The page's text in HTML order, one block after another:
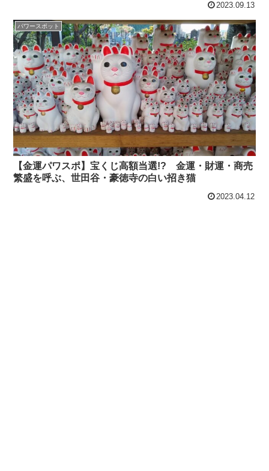
2023.09.13
パワースポット
【金運パワスポ】宝くじ高額当選!? 金運・財運・商売
繁盛を呼ぶ、世田谷・豪徳寺の白い招き猫
2023.04.12